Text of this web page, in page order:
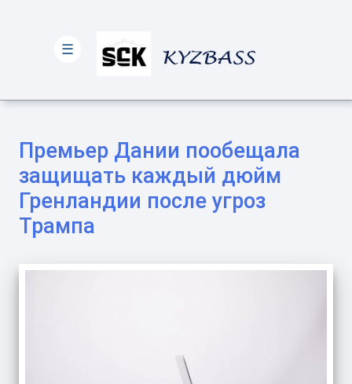
Премьер Дании пообещала
защищать каждый дюйм
Гренландии после угроз
Трампа
☰